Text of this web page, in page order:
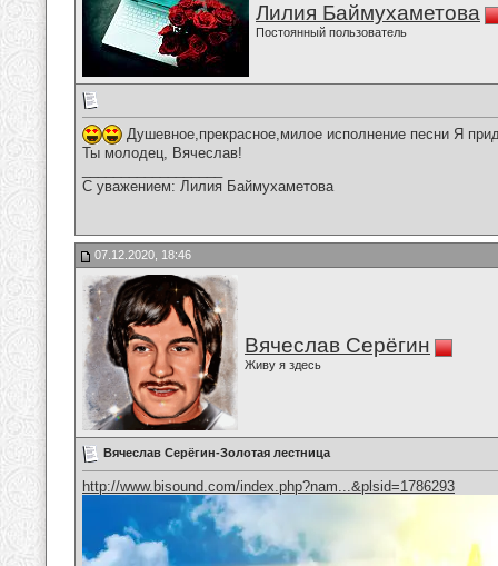
Лилия Баймухаметова
Постоянный пользователь
Душевное,прекрасное,милое исполнение песни Я
Ты молодец, Вячеслав!
С уважением: Лилия Баймухаметова
07.12.2020, 18:46
Вячеслав Серёгин
Живу я здесь
Вячеслав Серёгин-Золотая лестница
http://www.bisound.com/index.php?nam...&plsid=1786293